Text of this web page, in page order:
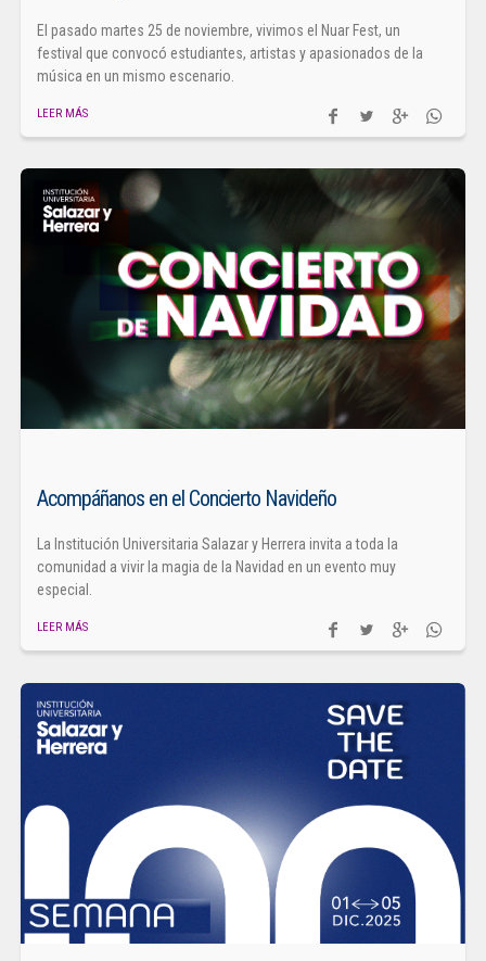
El pasado martes 25 de noviembre, vivimos el Nuar Fest, un
festival que convocó estudiantes, artistas y apasionados de la
música en un mismo escenario.
LEER MÁS
Acompáñanos en el Concierto Navideño
La Institución Universitaria Salazar y Herrera invita a toda la
comunidad a vivir la magia de la Navidad en un evento muy
especial.
LEER MÁS